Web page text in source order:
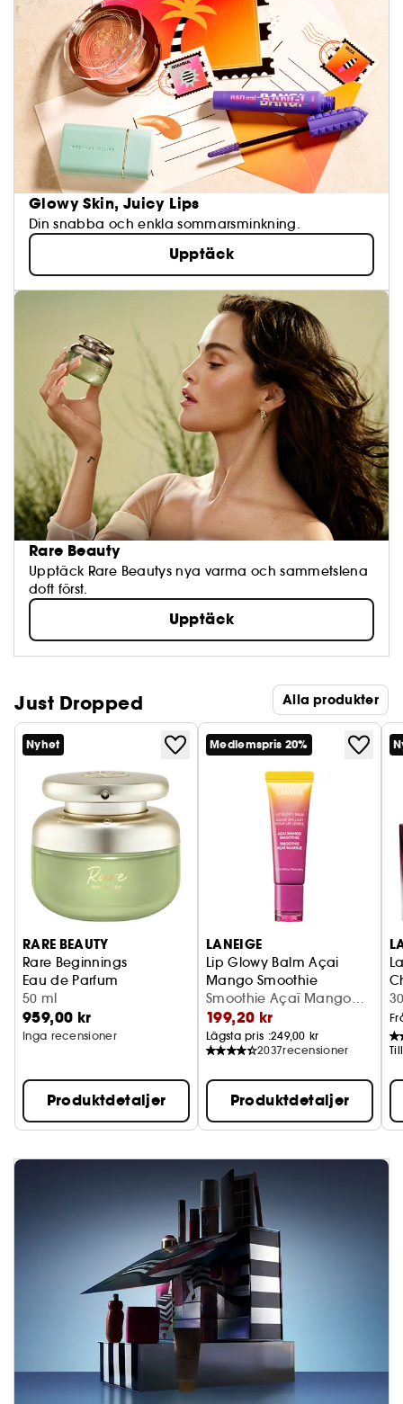
Glowy Skin, Juicy Lips
Din snabba och enkla sommarsminkning.
Upptäck
Rare Beauty
Upptäck Rare Beautys nya varma och sammetslena
doft först.
Upptäck
Just Dropped Alla produkter
Nyhet
RARE BEAUTY
Rare Beginnings
Eau de Parfum
50 ml
959,00 kr
Inga recensioner
Produktdetaljer
Medlemspris 20%
LANEIGE
Lip Glowy Balm Açai
Mango Smoothie
Glansigt läppbalsam
Smoothie Açaï Mango
(10 g)
199,20 kr
Lägsta pris :249,00 kr
2037recensioner
Produktdetaljer